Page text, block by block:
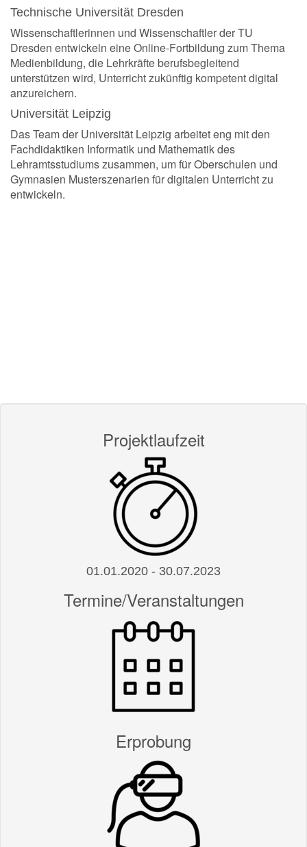
Technische Universität Dresden
Wissenschaftlerinnen und Wissenschaftler der TU
Dresden entwickeln eine Online-Fortbildung zum Thema
Medienbildung, die Lehrkräfte berufsbegleitend
unterstützen wird, Unterricht zukünftig kompetent digital
anzureichern.
Universität Leipzig
Das Team der Universität Leipzig arbeitet eng mit den
Fachdidaktiken Informatik und Mathematik des
Lehramtsstudiums zusammen, um für Oberschulen und
Gymnasien Musterszenarien für digitalen Unterricht zu
entwickeln.
Projektlaufzeit
01.01.2020 - 30.07.2023
Termine/Veranstaltungen
Erprobung